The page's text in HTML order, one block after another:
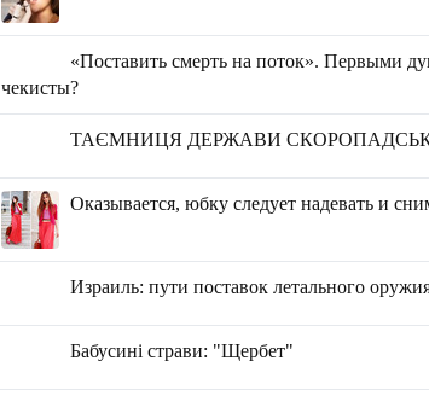
«Поставить смерть на поток». Первыми
чекисты?
ТАЄМНИЦЯ ДЕРЖАВИ СКОРОПАДСЬКОГО |
Оказывается, юбку следует надевать и
Израиль: пути поставок летального
Бабусині страви: "Щербет"